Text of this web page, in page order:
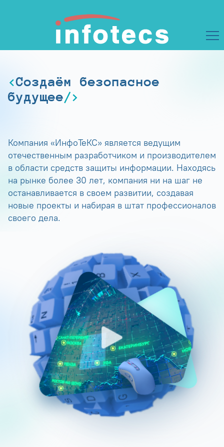
Создаём безопасное
будущее
Компания «ИнфоТеКС» является ведущим
отечественным разработчиком и производителем
в области средств защиты информации. Находясь
на рынке более 30 лет, компания ни на шаг не
останавливается в своем развитии, создавая
новые проекты и набирая в штат профессионалов
своего дела.